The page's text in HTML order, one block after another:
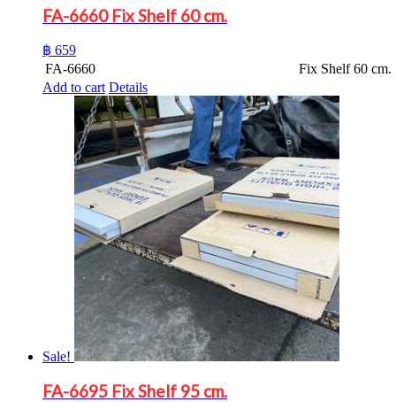
FA-6660 Fix Shelf 60 cm.
฿ 659
FA-6660
Fix Shelf 60 cm.
Add to cart Details
Sale!
FA-6695 Fix Shelf 95 cm.